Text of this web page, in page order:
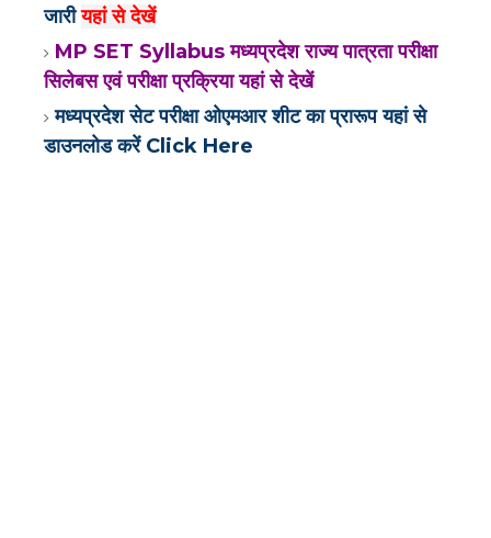
जारीयहां से देखें
MP SET Syllabus मध्यप्रदेश राज्य पात्रता परीक्षा
सिलेबस एवं परीक्षा प्रक्रिया यहां से देखें
मध्यप्रदेश सेट परीक्षा ओएमआर शीट का प्रारूप यहां से
डाउनलोड करें Click Here